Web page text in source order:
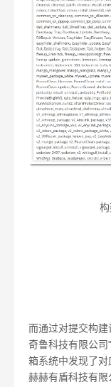
而通过对提交构
奇鲁科技有限公
箱系统中发现了
赫赫有盾科技有限